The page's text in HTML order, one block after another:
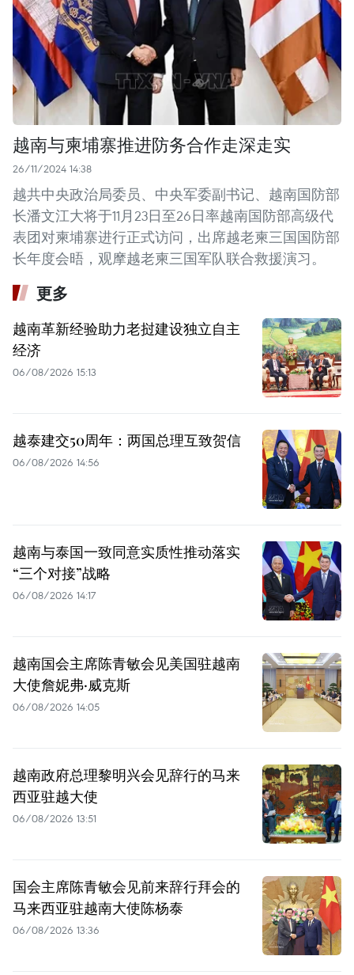
越南与柬埔寨推进防务合作走深走实
26/11/2024 14:38
越共中央政治局委员、中央军委副书记、越南国防部
长潘文江大将于11月23日至26日率越南国防部高级代
表团对柬埔寨进行正式访问，出席越老柬三国国防部
长年度会晤，观摩越老柬三国军队联合救援演习。
更多
越南革新经验助力老挝建设独立自主
经济
06/08/2026 15:13
越泰建交50周年：两国总理互致贺信
06/08/2026 14:56
越南与泰国一致同意实质性推动落实
“三个对接”战略
06/08/2026 14:17
越南国会主席陈青敏会见美国驻越南
大使詹妮弗·威克斯
06/08/2026 14:05
越南政府总理黎明兴会见辞行的马来
西亚驻越大使
06/08/2026 13:51
国会主席陈青敏会见前来辞行拜会的
马来西亚驻越南大使陈杨泰
06/08/2026 13:36